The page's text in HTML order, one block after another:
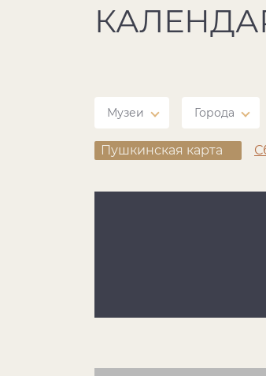
Музеи Города
Пушкинская карта